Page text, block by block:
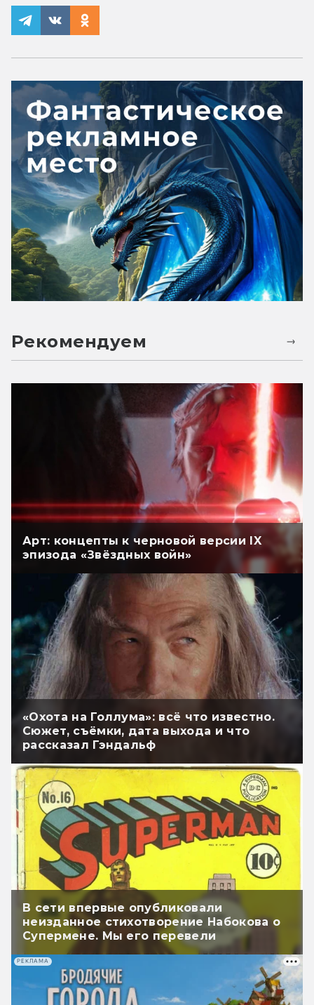
Рекомендуем
Арт: концепты к черновой версии IX
эпизода «Звёздных войн»
«Охота на Голлума»: всё что известно.
Сюжет, съёмки, дата выхода и что
рассказал Гэндальф
В сети впервые опубликовали
неизданное стихотворение Набокова о
Супермене. Мы его перевели
РЕКЛАМА